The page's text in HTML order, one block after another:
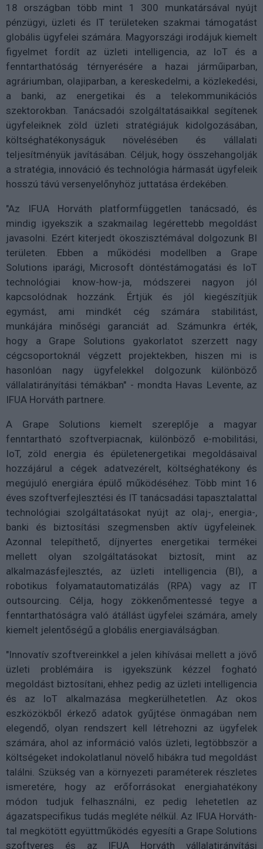
18 országban több mint 1 300 munkatársával nyújt
pénzügyi, üzleti és IT területeken szakmai támogatást
globális ügyfelei számára. Magyországi irodájuk kiemelt
figyelmet fordít az üzleti intelligencia, az IoT és a
fenntarthatóság térnyerésére a hazai járműiparban,
agráriumban, olajiparban, a kereskedelmi, a közlekedési,
a banki, az energetikai és a telekommunikációs
szektorokban. Tanácsadói szolgáltatásaikkal segítenek
ügyfeleiknek zöld üzleti stratégiájuk kidolgozásában,
költséghatékonyságuk növelésében és vállalati
teljesítményük javításában. Céljuk, hogy összehangolják
a stratégia, innováció és technológia hármasát ügyfeleik
hosszú távú versenyelőnyhöz juttatása érdekében.
"Az IFUA Horváth platformfüggetlen tanácsadó, és
mindig igyekszik a szakmailag legérettebb megoldást
javasolni. Ezért kiterjedt ökoszisztémával dolgozunk BI
területen. Ebben a működési modellben a Grape
Solutions iparági, Microsoft döntéstámogatási és IoT
technológiai know-how-ja, módszerei nagyon jól
kapcsolódnak hozzánk. Értjük és jól kiegészítjük
egymást, ami mindkét cég számára stabilitást,
munkájára minőségi garanciát ad. Számunkra érték,
hogy a Grape Solutions gyakorlatot szerzett nagy
cégcsoportoknál végzett projektekben, hiszen mi is
hasonlóan nagy ügyfelekkel dolgozunk különböző
vállalatirányítási témákban" - mondta Havas Levente, az
IFUA Horváth partnere.
A Grape Solutions kiemelt szereplője a magyar
fenntartható szoftverpiacnak, különböző e-mobilitási,
IoT, zöld energia és épületenergetikai megoldásaival
hozzájárul a cégek adatvezérelt, költséghatékony és
megújuló energiára épülő működéséhez. Több mint 16
éves szoftverfejlesztési és IT tanácsadási tapasztalattal
technológiai szolgáltatásokat nyújt az olaj-, energia-,
banki és biztosítási szegmensben aktív ügyfeleinek.
Azonnal telepíthető, díjnyertes energetikai termékei
mellett olyan szolgáltatásokat biztosít, mint az
alkalmazásfejlesztés, az üzleti intelligencia (BI), a
robotikus folyamatautomatizálás (RPA) vagy az IT
outsourcing. Célja, hogy zökkenőmentessé tegye a
fenntarthatóságra való átállást ügyfelei számára, amely
kiemelt jelentőségű a globális energiaválságban.
"Innovatív szoftvereinkkel a jelen kihívásai mellett a jövő
üzleti problémáira is igyekszünk kézzel fogható
megoldást biztosítani, ehhez pedig az üzleti intelligencia
és az IoT alkalmazása megkerülhetetlen. Az okos
eszközökből érkező adatok gyűjtése önmagában nem
elegendő, olyan rendszert kell létrehozni az ügyfelek
számára, ahol az információ valós üzleti, legtöbbször a
költségeket indokolatlanul növelő hibákra tud megoldást
találni. Szükség van a környezeti paraméterek részletes
ismeretére, hogy az erőforrásokat energiahatékony
módon tudjuk felhasználni, ez pedig lehetetlen az
ágazatspecifikus tudás megléte nélkül. Az IFUA Horváth-
tal megkötött együttműködés egyesíti a Grape Solutions
szoftveres és az IFUA Horváth vállalatirányítási